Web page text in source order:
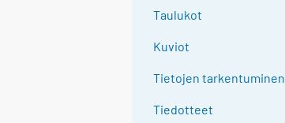
Taulukot
Kuviot
Tietojen tarkentuminen
Tiedotteet